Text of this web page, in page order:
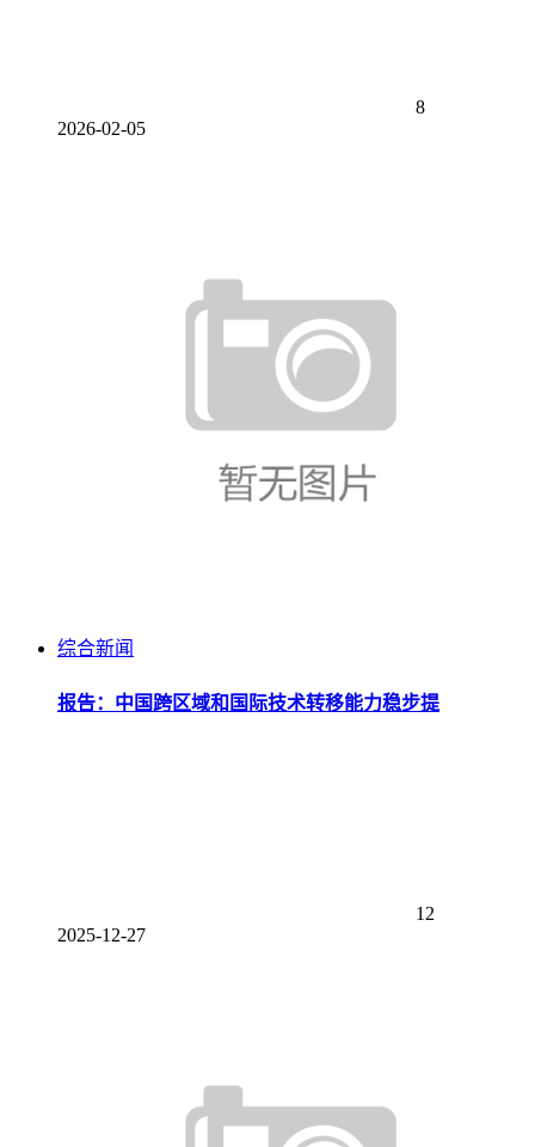
8
2026-02-05
综合新闻
报告：中国跨区域和国际技术转移能力稳步提
12
2025-12-27